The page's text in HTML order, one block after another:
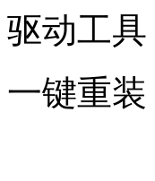
驱动工具
一键重装